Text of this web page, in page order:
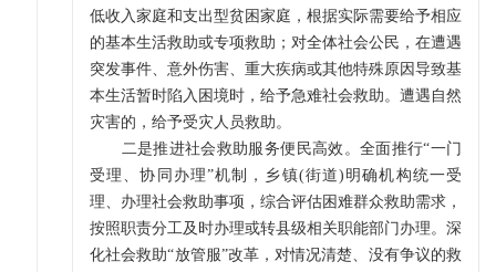
低收入家庭和支出型贫困家庭，根据实际需要给予相应
的基本生活救助或专项救助；对全体社会公民，在遭遇
突发事件、意外伤害、重大疾病或其他特殊原因导致基
本生活暂时陷入困境时，给予急难社会救助。遭遇自然
灾害的，给予受灾人员救助。
二是推进社会救助服务便民高效。全面推行“一门
受理、协同办理”机制，乡镇(街道)明确机构统一受
理、办理社会救助事项，综合评估困难群众救助需求，
按照职责分工及时办理或转县级相关职能部门办理。深
化社会救助“放管服”改革，对情况清楚、没有争议的救